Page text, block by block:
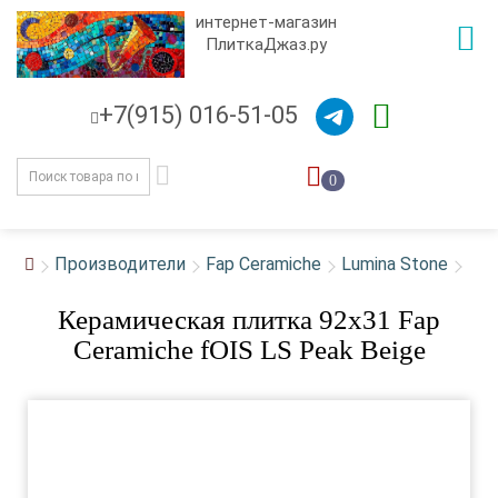
интернет-магазин
ПлиткаДжаз.ру
+7(915) 016-51-05
0
Производители Fap Ceramiche Lumina Stone
Керамическая плитка 92x31 Fap
Ceramiche fOIS LS Peak Beige